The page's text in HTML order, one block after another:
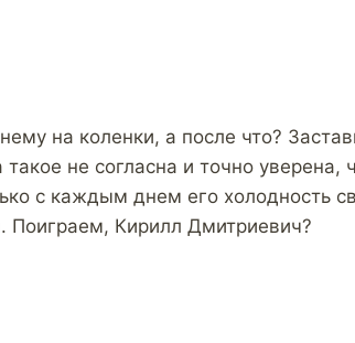
на коленки, а после что?
не согласна и точно уверена,
с каждым днем его холодность
Поиграем, Кирилл Дмитриевич?